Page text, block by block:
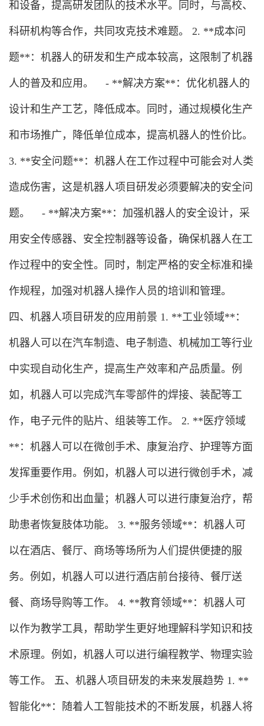
和设备，提高研发团队的技术水平。同时，与高校、
科研机构等合作，共同攻克技术难题。 2. **成本问
题**：机器人的研发和生产成本较高，这限制了机器
人的普及和应用。 - **解决方案**：优化机器人的
设计和生产工艺，降低成本。同时，通过规模化生产
和市场推广，降低单位成本，提高机器人的性价比。
3. **安全问题**：机器人在工作过程中可能会对人类
造成伤害，这是机器人项目研发必须要解决的安全问
题。 - **解决方案**：加强机器人的安全设计，采
用安全传感器、安全控制器等设备，确保机器人在工
作过程中的安全性。同时，制定严格的安全标准和操
作规程，加强对机器人操作人员的培训和管理。
四、机器人项目研发的应用前景 1. **工业领域**：
机器人可以在汽车制造、电子制造、机械加工等行业
中实现自动化生产，提高生产效率和产品质量。例
如，机器人可以完成汽车零部件的焊接、装配等工
作，电子元件的贴片、组装等工作。 2. **医疗领域
**：机器人可以在微创手术、康复治疗、护理等方面
发挥重要作用。例如，机器人可以进行微创手术，减
少手术创伤和出血量；机器人可以进行康复治疗，帮
助患者恢复肢体功能。 3. **服务领域**：机器人可
以在酒店、餐厅、商场等场所为人们提供便捷的服
务。例如，机器人可以进行酒店前台接待、餐厅送
餐、商场导购等工作。 4. **教育领域**：机器人可
以作为教学工具，帮助学生更好地理解科学知识和技
术原理。例如，机器人可以进行编程教学、物理实验
等工作。 五、机器人项目研发的未来发展趋势 1. **
智能化**：随着人工智能技术的不断发展，机器人将